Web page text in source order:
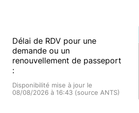
Délai de RDV pour une
demande ou un
renouvellement de passeport
:
Disponibilité mise à jour le
08/08/2026 à 16:43 (source ANTS)